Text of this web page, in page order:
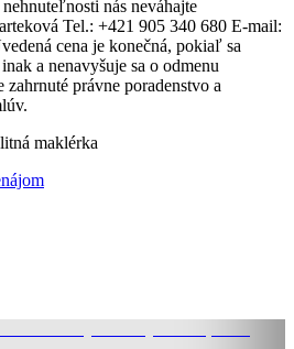
nás neváhajte
Tel.: +421 905 340 680 E-mail:
cena je konečná, pokiaľ sa
a nenavyšuje sa o odmenu
právne poradenstvo a
maklérka